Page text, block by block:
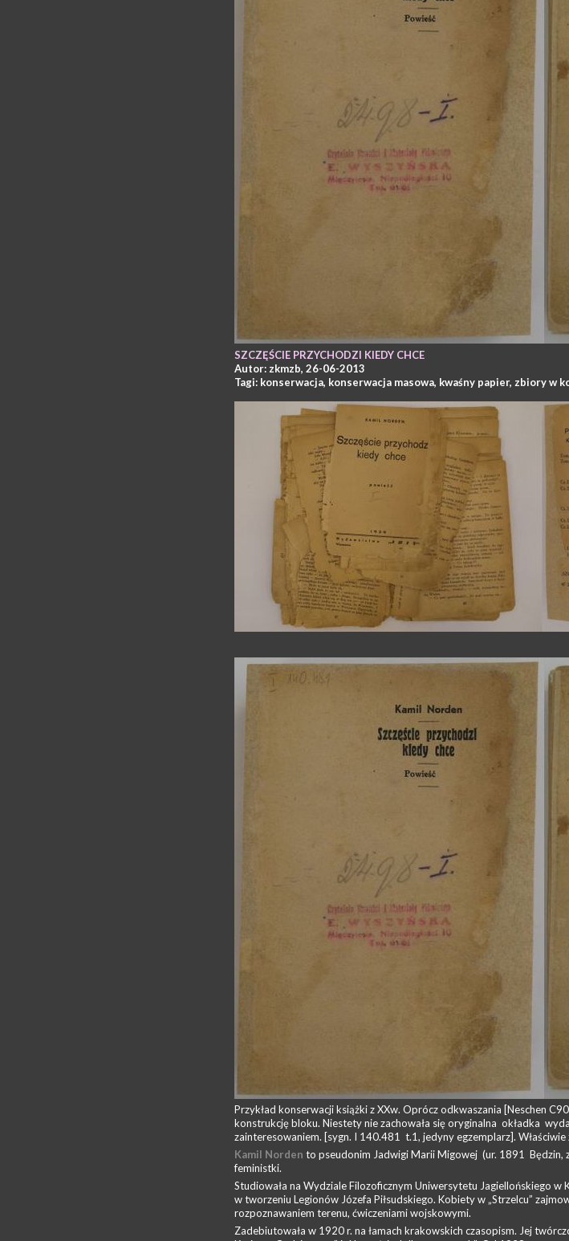
SZCZĘŚCIE PRZYCHODZI KIEDY CHCE
Autor: zkmzb, 26-06-2013
Tagi: konserwacja, konserwacja masowa, kwaśny papier, zbiory w
Przykład konserwacji książki z XXw. Oprócz odkwaszania [Neschen
konstrukcję bloku. Niestety nie zachowała się oryginalna okładka
zainteresowaniem. [sygn. I 140.481 t.1, jedyny egzemplarz]. Właściwie
Kamil Norden to pseudonim Jadwigi Marii Migowej (ur. 1891 Będzin,
feministki.
Studiowała na Wydziale Filozoficznym Uniwersytetu Jagiellońskiego w
w tworzeniu Legionów Józefa Piłsudskiego. Kobiety w „Strzelcu”
rozpoznawaniem terenu, ćwiczeniami wojskowymi.
Zadebiutowała w 1920 r. na łamach krakowskich czasopism. Jej